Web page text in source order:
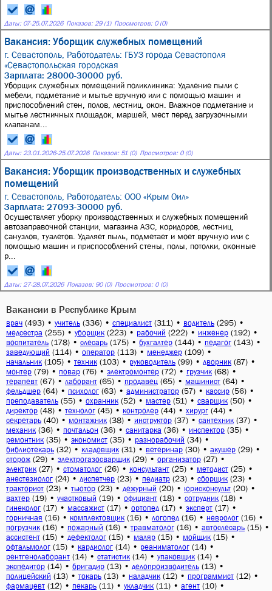
Даты: 07-25.07.2026 Показов: 29 (1) Просмотров: 0 (0)
Вакансия: Уборщик служебных помещений
г. Севастополь, Работодатель: ГБУЗ города Севастополя
«Севастопольская городская
Зарплата: 28000-30000 руб.
Уборщик служебных помещений поликлиника: Удаление пыли с
мебели, подметание и мытье вручную или с помощью машин и
приспособлений стен, полов, лестниц, окон. Влажное подметание и
мытье лестничных площадок, маршей, мест перед загрузочными
клапанам...
Даты: 23.01.2026-25.07.2026 Показов: 51 (0) Просмотров: 0 (0)
Вакансия: Уборщик производственных и служебных
помещений
г. Севастополь, Работодатель: ООО «Крым Оил»
Зарплата: 27093-30000 руб.
Осуществляет уборку производственных и служебных помещений
автозаправочной станции, магазина АЗС, коридоров, лестниц,
санузлов, туалетов. Удаляет пыль, подметает и моет вручную или с
помощью машин и приспособлений стены, полы, потолки, оконные
р...
Даты: 27-28.07.2026 Показов: 90 (0) Просмотров: 0 (0)
Вакансии в Республике Крым
врач (493) • учитель (336) • специалист (311) • водитель (295) •
медсестра (255) • уборщик (223) • рабочий (222) • инженер (192) •
воспитатель (178) • слесарь (175) • бухгалтер (144) • педагог (143) •
заведующий (114) • оператор (113) • менеджер (109) •
начальник (105) • техник (103) • руководитель (99) • дворник (87) •
монтер (79) • повар (76) • электромонтер (72) • грузчик (68) •
терапевт (67) • лаборант (65) • продавец (65) • машинист (64) •
фельдшер (64) • психолог (63) • администратор (57) • кассир (56) •
преподаватель (55) • охранник (52) • мастер (51) • сварщик (50) •
директор (48) • технолог (45) • контролер (44) • хирург (44) •
секретарь (40) • монтажник (38) • инструктор (37) • сантехник (37) •
механик (36) • почтальон (36) • санитарка (36) • инспектор (35) •
ремонтник (35) • экономист (35) • разнорабочий (34) •
библиотекарь (32) • кладовщик (31) • ветеринар (30) • акушер (29) •
сторож (29) • электрогазосварщик (29) • организатор (27) •
электрик (27) • стоматолог (26) • консультант (25) • методист (25) •
анестезиолог (24) • диспетчер (23) • педиатр (23) • сборщик (23) •
тракторист (23) • тьютор (23) • дежурный (20) • юрисконсульт (20) •
вахтер (19) • участковый (19) • официант (18) • сотрудник (18) •
гинеколог (17) • массажист (17) • ортопед (17) • эксперт (17) •
горничная (16) • комплектовщик (16) • логопед (16) • невролог (16) •
погрузчик (16) • пожарный (16) • травматолог (16) • автослесарь (15) •
ассистент (15) • дефектолог (15) • маляр (15) • мойщик (15) •
офтальмолог (15) • кардиолог (14) • реаниматолог (14) •
рентгенолаборант (14) • статистик (14) • упаковщик (14) •
экспедитор (14) • бригадир (13) • делопроизводитель (13) •
полицейский (13) • токарь (13) • наладчик (12) • программист (12) •
фармацевт (12) • пекарь (11) • укладчик (11) • агент (10) •